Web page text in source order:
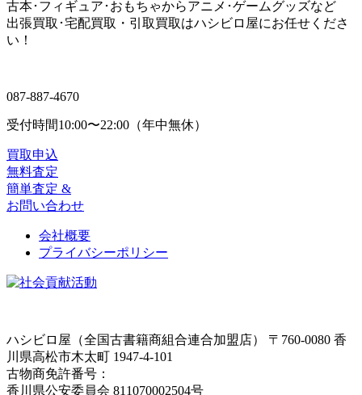
古本･フィギュア･おもちゃからアニメ･ゲームグッズなど
出張買取･宅配買取・引取買取はハシビロ屋にお任せくださ
い！
087-887-4670
受付時間10:00〜22:00（年中無休）
買取申込
無料査定
簡単査定 &
お問い合わせ
会社概要
プライバシーポリシー
ハシビロ屋（全国古書籍商組合連合加盟店）
〒760-0080 香
川県高松市木太町 1947-4-101
古物商免許番号：
香川県公安委員会 811070002504号